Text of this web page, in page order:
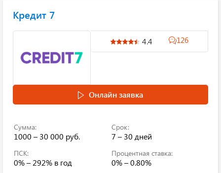
Кредит 7
4.4 126
Онлайн заявка
Сумма:
1000 – 30 000 руб.
Срок:
7 – 30 дней
ПСК:
0% – 292% в год
Процентная ставка:
0% – 0.80%